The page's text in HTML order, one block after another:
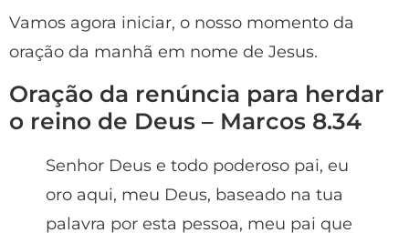
Vamos agora iniciar, o nosso momento da
oração da manhã em nome de Jesus.
Oração da renúncia para herdar
o reino de Deus – Marcos 8.34
Senhor Deus e todo poderoso pai, eu
oro aqui, meu Deus, baseado na tua
palavra por esta pessoa, meu pai que